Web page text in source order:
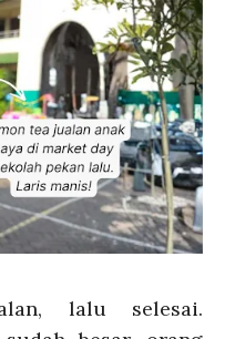
lalu selesai.